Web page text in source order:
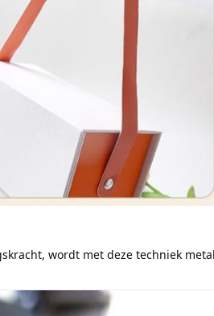
wordt met deze techniek